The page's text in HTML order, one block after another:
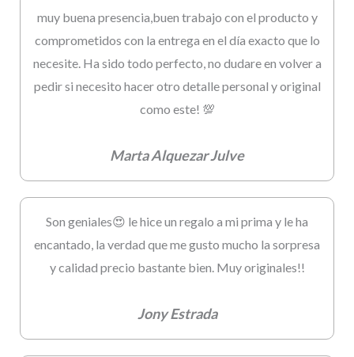
muy buena presencia,buen trabajo con el producto y
comprometidos con la entrega en el día exacto que lo
necesite. Ha sido todo perfecto, no dudare en volver a
pedir si necesito hacer otro detalle personal y original
como este! 💯
Marta Alquezar Julve
Son geniales😍 le hice un regalo a mi prima y le ha
encantado, la verdad que me gusto mucho la sorpresa
y calidad precio bastante bien. Muy originales!!
Jony Estrada